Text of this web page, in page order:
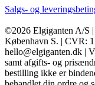
Salgs- og
©2026 Elgiganten A/S
København S. | CVR:
hello@elgiganten.dk |
samt afgifts- og
bestilling ikke er